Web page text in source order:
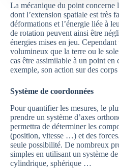
La mécanique du point concerne
dont l’extension spatiale est très
déformations et l’énergie liée à
de rotation peuvent ainsi être
énergies mises en jeu. Cependant
volumineux que la terre ou le
cas être assimilable à un point en
exemple, son action sur des
Système de coordonnées
Pour quantifier les mesures, le
prendre un système d’axes
permettra de déterminer les
(position, vitesse …) et des
seule possibilité. De nombreux
simples en utilisant un système
cylindrique, sphérique …